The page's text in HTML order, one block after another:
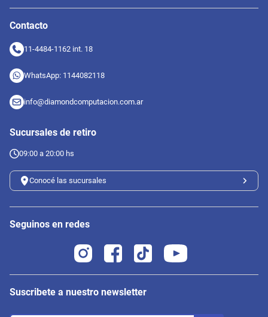
Contacto
11-4484-1162 int. 18
WhatsApp: 1144082118
info@diamondcomputacion.com.ar
Sucursales de retiro
09:00 a 20:00 hs
Conocé las sucursales
Seguinos en redes
Suscribete a nuestro newsletter